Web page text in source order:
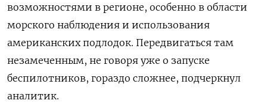
возможностями в регионе, особенно в области
морского наблюдения и использования
американских подлодок. Передвигаться там
незамеченным, не говоря уже о запуске
беспилотников, гораздо сложнее, подчеркнул
аналитик.